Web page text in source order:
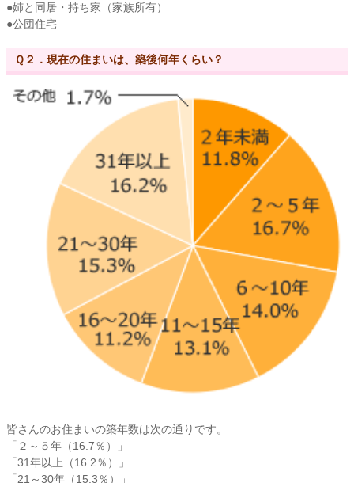
●姉と同居・持ち家（家族所有）
●公団住宅
Ｑ２．現在の住まいは、築後何年くらい？
皆さんのお住まいの築年数は次の通りです。
「２～５年（16.7％）」
「31年以上（16.2％）」
「21～30年（15.3％）」